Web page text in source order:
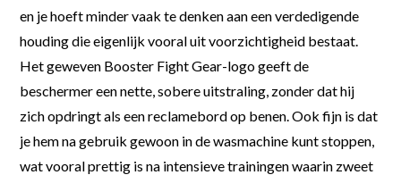
en je hoeft minder vaak te denken aan een verdedigende
houding die eigenlijk vooral uit voorzichtigheid bestaat.
Het geweven Booster Fight Gear-logo geeft de
beschermer een nette, sobere uitstraling, zonder dat hij
zich opdringt als een reclamebord op benen. Ook fijn is dat
je hem na gebruik gewoon in de wasmachine kunt stoppen,
wat vooral prettig is na intensieve trainingen waarin zweet